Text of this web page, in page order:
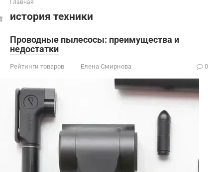
Главная
история техники
Проводные пылесосы: преимущества и
недостатки
Рейтинги товаров Елена Смирнова 0